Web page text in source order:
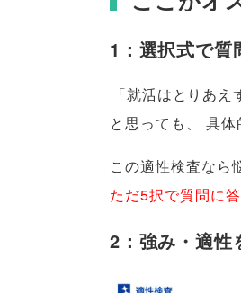
1：選択式で質
「就活はとりあえ
と思っても 、 具体
この適性検査なら
ただ5択で質問に
2：強み・適性